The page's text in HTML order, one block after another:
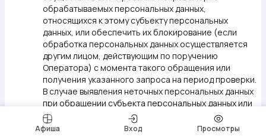
обрабатываемых персональных данных,
относящихся к этому субъекту персональных
данных, или обеспечить их блокирование (если
обработка персональных данных осуществляется
другим лицом, действующим по поручению
Оператора) с момента такого обращения или
получения указанного запроса на период проверки.
В случае выявления неточных персональных данных
при обращении субъекта персональных данных или
его представителя либо по их запросу или по
запросу уполномоченного органа по защите прав
Афиша Вход Просмотры